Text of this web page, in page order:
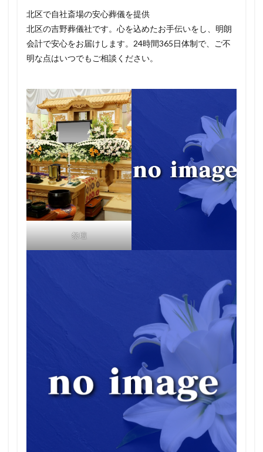
北区で自社斎場の安心葬儀を提供
北区の吉野葬儀社です。心を込めたお手伝いをし、明朗
会計で安心をお届けします。24時間365日体制で、ご不
明な点はいつでもご相談ください。
祭壇